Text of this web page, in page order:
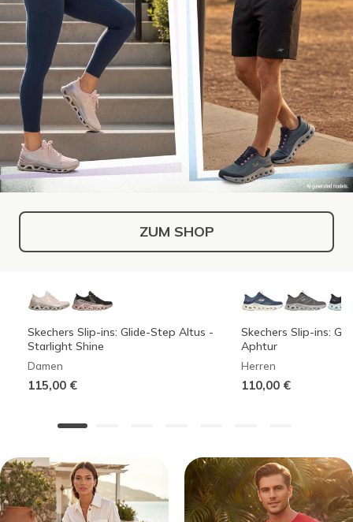
ZUM SHOP
Skechers Slip-ins: Glide-Step Altus -
Starlight Shine
Damen
115,00 €
Skechers Slip-ins:
Aphtur
Herren
110,00 €